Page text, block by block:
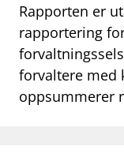
mail_outlineKontakt oss
work_outlineJobb hos
dashboard
Rapporten er
rapportering
forvaltere med
oppsummerer